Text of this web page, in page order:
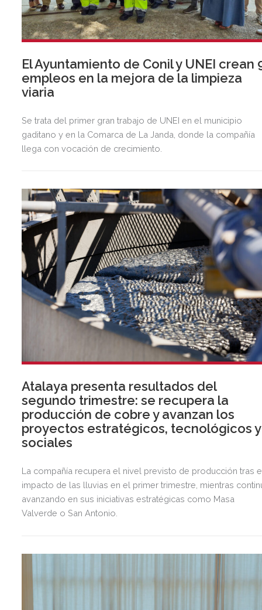
El Ayuntamiento de Conil y UNEI crean
empleos en la mejora de la limpieza
viaria
Se trata del primer gran trabajo de UNEI en el municipio
gaditano y en la Comarca de La Janda, donde la compañía
llega con vocación de crecimiento.
Atalaya presenta resultados del
segundo trimestre: se recupera la
producción de cobre y avanzan los
proyectos estratégicos, tecnológicos y
sociales
La compañía recupera el nivel previsto de producción tras
impacto de las lluvias en el primer trimestre, mientras
avanzando en sus iniciativas estratégicas como Masa
Valverde o San Antonio.